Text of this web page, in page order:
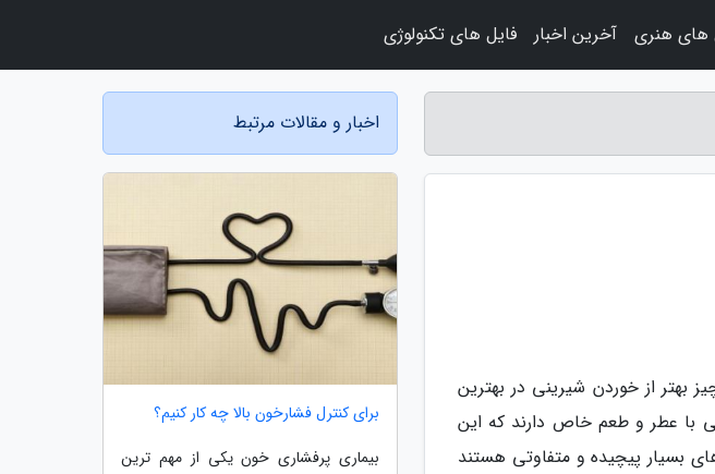
بهتر از خوردن شیرینی در بهترین
با عطر و طعم خاص دارند که این
بسیار پیچیده و متفاوتی هستند
اخبار و مقالات مرتبط
برای کنترل فشارخون بالا چه کار کنیم؟
بیماری پرفشاری خون یکی از مهم ترین
های هنری آخرین اخبار فایل های تکنولوژی